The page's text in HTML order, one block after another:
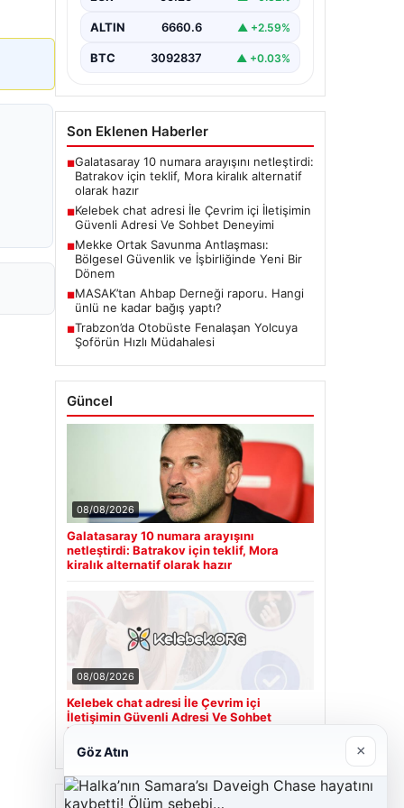
tarzda irtibat kurması kritik bir önem
ALTIN 6660.6 ▲ +2.59%
BTC 3092837 ▲ +0.03%
Son Eklenen Haberler
■Galatasaray 10 numara arayışını netleştirdi:
Batrakov için teklif, Mora kiralık alternatif
olarak hazır
■Kelebek chat adresi İle Çevrim içi İletişimin
Güvenli Adresi Ve Sohbet Deneyimi
■Mekke Ortak Savunma Antlaşması:
Bölgesel Güvenlik ve İşbirliğinde Yeni Bir
Dönem
■MASAK’tan Ahbap Derneği raporu. Hangi
ünlü ne kadar bağış yaptı?
■Trabzon’da Otobüste Fenalaşan Yolcuya
Şoförün Hızlı Müdahalesi
Güncel
08/08/2026
Galatasaray 10 numara arayışını
netleştirdi: Batrakov için teklif, Mora
kiralık alternatif olarak hazır
08/08/2026
Kelebek chat adresi İle Çevrim içi
İletişimin Güvenli Adresi Ve Sohbet
Deneyimi
Son Eklenen Firmalar
Göz Atın ×